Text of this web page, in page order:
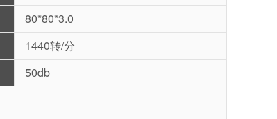
80*80*3.0
1440转/分
50db